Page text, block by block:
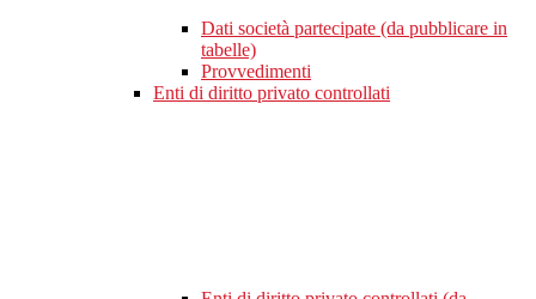
Dati società partecipate (da pubblicare in
tabelle)
Provvedimenti
Enti di diritto privato controllati